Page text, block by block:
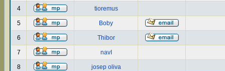
4 tioremus
5 Boby
6 Thibor
7 navI
8 josep oliva